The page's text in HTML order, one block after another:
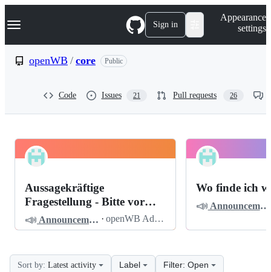
k
p
Navigation Menu Sign in
Appearance
settings
openWB / core Public
Code Issues 21 Pull requests 26
openWB
Discussions
Pinned
Aussagekräftige
Fragestellung - Bitte vor
dem Posten lesen
📣 Announcements · openWB Admin
Wo finde ich
📣 Announcements
Sort by: Latest activity Label Filter: Open